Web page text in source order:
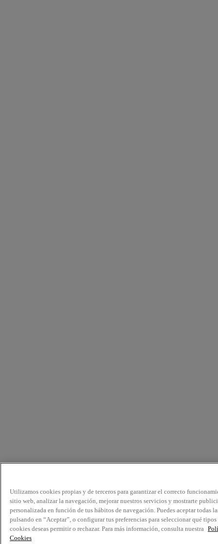
Utilizamos cookies propias y de terceros para garantizar el correcto
sitio web, analizar la navegación, mejorar nuestros servicios y mostrarte
personalizada en función de tus hábitos de navegación. Puedes aceptar todas
pulsando en “Aceptar”, o configurar tus preferencias para seleccionar qué tipos
cookies deseas permitir o rechazar. Para más información, consulta nuestra
Cookies